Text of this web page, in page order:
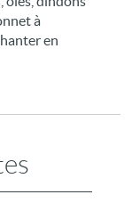
à
en